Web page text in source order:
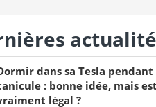
dans sa Tesla pendant
: bonne idée, mais
légal ?